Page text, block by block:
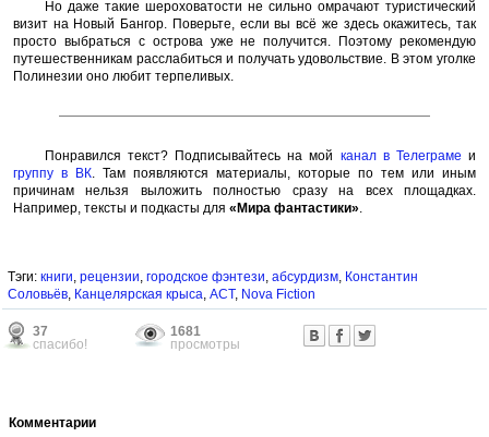
Но даже такие шероховатости не сильно омрачают туристический
визит на Новый Бангор. Поверьте, если вы всё же здесь окажитесь, так
просто выбраться с острова уже не получится. Поэтому рекомендую
путешественникам расслабиться и получать удовольствие. В этом уголке
Полинезии оно любит терпеливых.
Понравился текст? Подписывайтесь на мой канал в Телеграме и
группу в ВК. Там появляются материалы, которые по тем или иным
причинам нельзя выложить полностью сразу на всех площадках.
Например, тексты и подкасты для «Мира фантастики».
Тэги: книги, рецензии, городское фэнтези, абсурдизм, Константин
Соловьёв, Канцелярская крыса, АСТ, Nova Fiction
37
спасибо!
1681
просмотры
Комментарии